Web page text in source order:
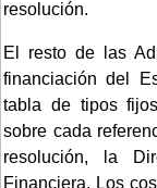
resolución.
El resto de las
financiación del
tabla de tipos
sobre cada
resolución, la
Financiera. Los